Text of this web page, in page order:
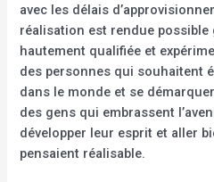
avec les délais
réalisation est rendue possible
hautement qualifiée et
des personnes qui souhaitent
dans le monde et se
des gens qui embrassent
développer leur esprit et aller
pensaient réalisable.